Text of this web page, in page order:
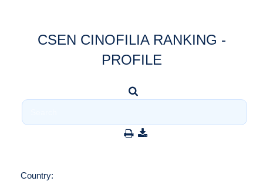
CSEN CINOFILIA RANKING -
PROFILE
Country: